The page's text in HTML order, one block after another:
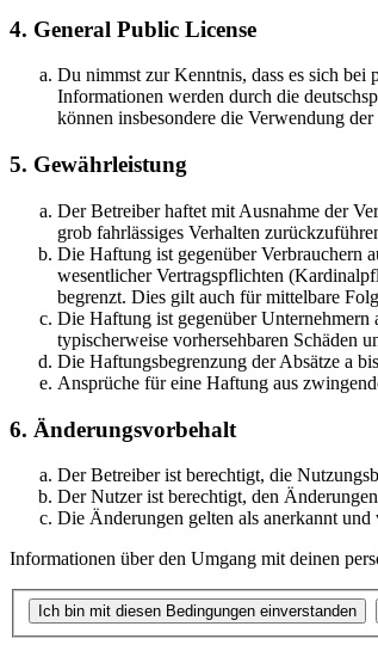
4. General Public License
Du nimmst zur Kenntnis, dass es sich
Informationen werden durch die
können insbesondere die Verwendung
5. Gewährleistung
Der Betreiber haftet mit Ausnahme der
grob fahrlässiges Verhalten
Die Haftung ist gegenüber Verbrauchern
wesentlicher Vertragspflichten
begrenzt. Dies gilt auch für mittelbare
Die Haftung ist gegenüber Unternehmern
typischerweise vorhersehbaren Schäden
Die Haftungsbegrenzung der Absätze a
Ansprüche für eine Haftung aus
6. Änderungsvorbehalt
Der Betreiber ist berechtigt, die
Der Nutzer ist berechtigt, den
Die Änderungen gelten als anerkannt
Informationen über den Umgang mit deinen